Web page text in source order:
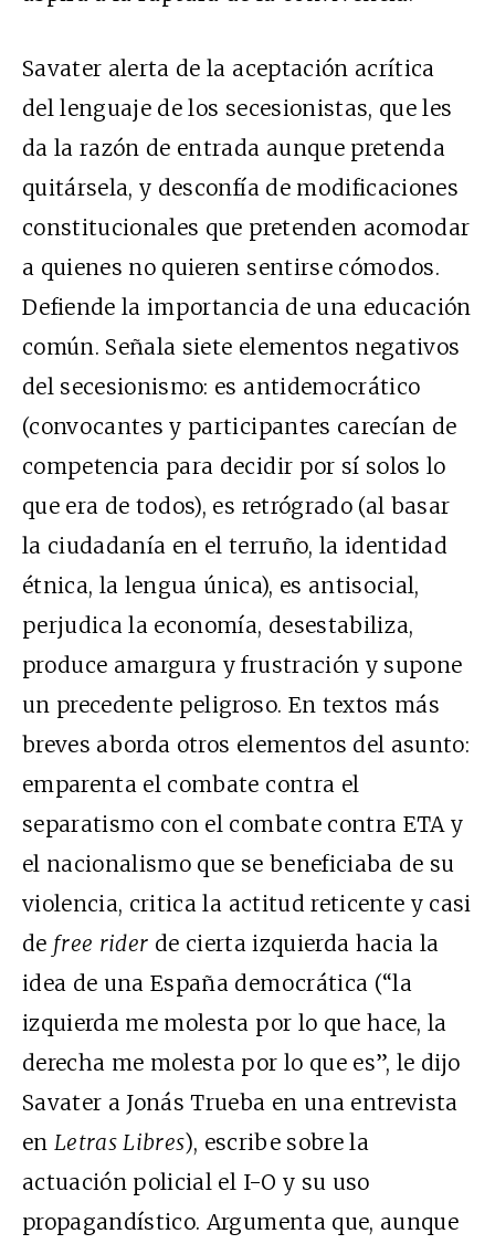
Savater alerta de la aceptación acrítica
del lenguaje de los secesionistas, que les
da la razón de entrada aunque pretenda
quitársela, y desconfía de modificaciones
constitucionales que pretenden acomodar
a quienes no quieren sentirse cómodos.
Defiende la importancia de una educación
común. Señala siete elementos negativos
del secesionismo: es antidemocrático
(convocantes y participantes carecían de
competencia para decidir por sí solos lo
que era de todos), es retrógrado (al basar
la ciudadanía en el terruño, la identidad
étnica, la lengua única), es antisocial,
perjudica la economía, desestabiliza,
produce amargura y frustración y supone
un precedente peligroso. En textos más
breves aborda otros elementos del asunto:
emparenta el combate contra el
separatismo con el combate contra ETAy
el nacionalismo que se beneficiaba de su
violencia, critica la actitud reticente y casi
de free rider de cierta izquierda hacia la
idea de una España democrática (“la
izquierda me molesta por lo que hace, la
derecha me molesta por lo que es”, le dijo
Savater a Jonás Trueba en una entrevista
enLetras Libres), escribe sobre la
actuación policial el I-O y su uso
propagandístico. Argumenta que, aunque